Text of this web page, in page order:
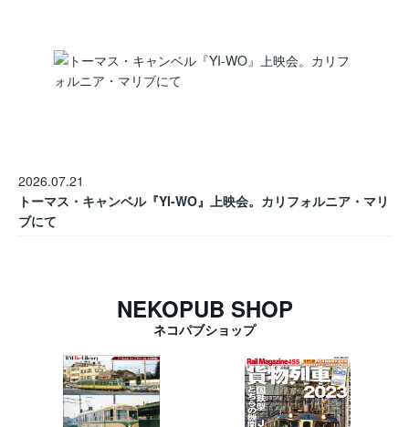
2026.07.21
トーマス・キャンベル『YI-WO』上映会。カリフォルニア・マリ
ブにて
NEKOPUB SHOP
ネコパブショップ